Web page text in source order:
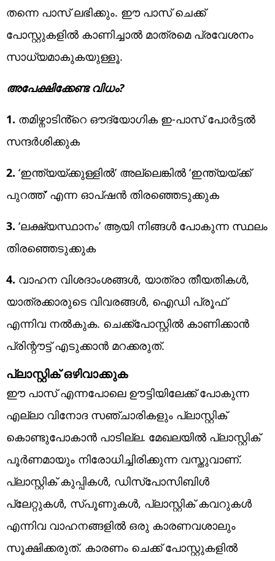
തന്നെ പാസ് ലഭിക്കും. ഈ പാസ് ചെക്ക്
പോസ്റ്റുകളിൽ കാണിച്ചാൽ മാത്രമെ പ്രവേശനം
സാധ്യമാകുകയുള്ളൂ.
അപേക്ഷിക്കേണ്ട വിധം?
1. തമിഴ്നാടിൻ്റെ ഔദ്യോ​ഗിക ഇ-പാസ് പോർട്ടൽ
സന്ദർശിക്കുക
2. ‘ഇന്ത്യയ്ക്കുള്ളിൽ’ അല്ലെങ്കിൽ ‘ഇന്ത്യയ്ക്ക്
പുറത്ത്’ എന്ന ഓപ്ഷൻ തിരഞ്ഞെടുക്കുക
3. ‘ലക്ഷ്യസ്ഥാനം’ ആയി നിങ്ങൾ പോകുന്ന സ്ഥലം
തിരഞ്ഞെടുക്കുക
4. വാഹന വിശദാംശങ്ങൾ, യാത്രാ തീയതികൾ,
യാത്രക്കാരുടെ വിവരങ്ങൾ, ഐഡി പ്രൂഫ്
എന്നിവ നൽകുക. ചെക്ക്‌പോസ്റ്റിൽ കാണിക്കാൻ
പ്രിന്റൗട്ട് എടുക്കാൻ മറക്കരുത്.
പ്ലാസ്റ്റിക് ഒഴിവാക്കുക
ഈ പാസ് എന്നപോലെ ഊട്ടിയിലേക്ക് പോകുന്ന
എല്ലാ വിനോദ സഞ്ചാരികളും പ്ലാസ്റ്റിക്
കൊണ്ടുപോകാൻ പാടില്ല. മേഖലയിൽ പ്ലാസ്റ്റിക്
പൂർണമായും നിരോധിച്ചിരിക്കുന്ന വസ്തുവാണ്.
പ്ലാസ്റ്റിക് കുപ്പികൾ, ഡിസ്പോസിബിൾ
പ്ലേറ്റുകൾ, സ്പൂണുകൾ, പ്ലാസ്റ്റിക് കവറുകൾ
എന്നിവ വാഹനങ്ങളിൽ ഒരു കാരണവശാലും
സൂക്ഷിക്കരുത്. കാരണം ചെക്ക് പോസ്റ്റുകളിൽ